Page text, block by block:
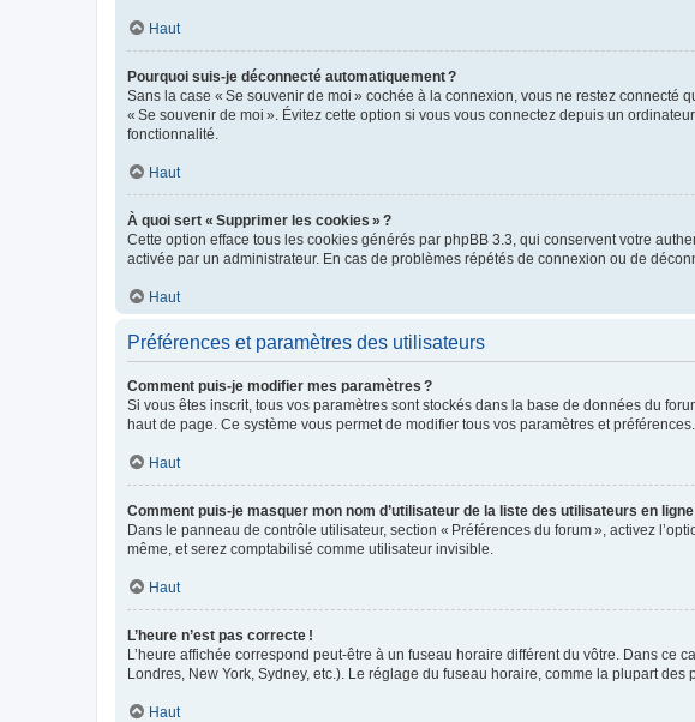
Haut
Pourquoi suis-je déconnecté automatiquement ?
Sans la case « Se souvenir de moi » cochée à la connexion, vous ne restez connecté
« Se souvenir de moi ». Évitez cette option si vous vous connectez depuis un
fonctionnalité.
Haut
À quoi sert « Supprimer les cookies » ?
Cette option efface tous les cookies générés par phpBB 3.3, qui conservent votre
activée par un administrateur. En cas de problèmes répétés de connexion ou de
Haut
Préférences et paramètres des utilisateurs
Comment puis-je modifier mes paramètres ?
Si vous êtes inscrit, tous vos paramètres sont stockés dans la base de données du
haut de page. Ce système vous permet de modifier tous vos paramètres et préférences.
Haut
Comment puis-je masquer mon nom d’utilisateur de la liste des utilisateurs en ligne
Dans le panneau de contrôle utilisateur, section « Préférences du forum », activez
même, et serez comptabilisé comme utilisateur invisible.
Haut
L’heure n’est pas correcte !
L’heure affichée correspond peut-être à un fuseau horaire différent du vôtre. Dans
Londres, New York, Sydney, etc.). Le réglage du fuseau horaire, comme la plupart des
Haut